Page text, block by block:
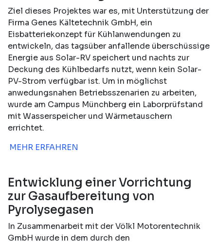
Ziel dieses Projektes war es, mit Unterstützung der
Firma Genes Kältetechnik GmbH, ein
Eisbatteriekonzept für Kühlanwendungen zu
entwickeln, das tagsüber anfallende überschüssige
Energie aus Solar-RV speichert und nachts zur
Deckung des Kühlbedarfs nutzt, wenn kein Solar-
PV-Strom verfügbar ist. Um in möglichst
anwedungsnahen Betriebsszenarien zu arbeiten,
wurde am Campus Münchberg ein Laborprüfstand
mit Wasserspeicher und Wärmetauschern
errichtet.
MEHR ERFAHREN
Entwicklung einer Vorrichtung
zur Gasaufbereitung von
Pyrolysegasen
In Zusammenarbeit mit der Völkl Motorentechnik
GmbH wurde in dem durch den